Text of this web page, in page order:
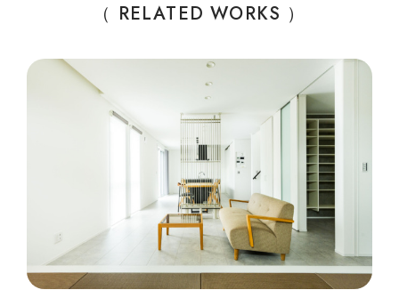
（ RELATED WORKS ）